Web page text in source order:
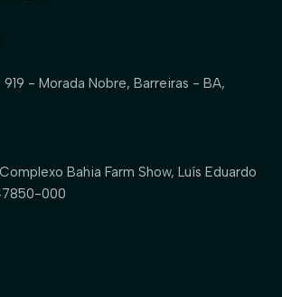
919 - Morada Nobre, Barreiras - BA,
Bahia Farm Show, Luís Eduardo
000